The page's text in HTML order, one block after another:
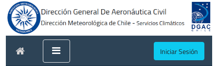
Iniciar Sesión